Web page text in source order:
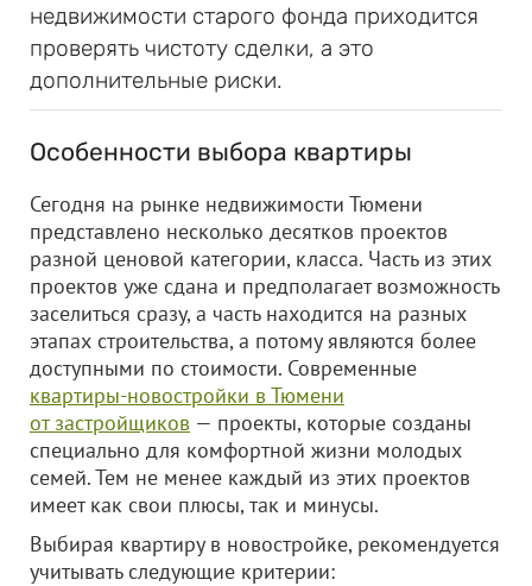
недвижимости старого фонда приходится
проверять чистоту сделки, а это
дополнительные риски.
Особенности выбора квартиры
Сегодня на рынке недвижимости Тюмени
представлено несколько десятков проектов
разной ценовой категории, класса. Часть из этих
проектов уже сдана и предполагает возможность
заселиться сразу, а часть находится на разных
этапах строительства, а потому являются более
доступными по стоимости. Современные
квартиры-новостройки в Тюмени
от застройщиков — проекты, которые созданы
специально для комфортной жизни молодых
семей. Тем не менее каждый из этих проектов
имеет как свои плюсы, так и минусы.
Выбирая квартиру в новостройке, рекомендуется
учитывать следующие критерии: